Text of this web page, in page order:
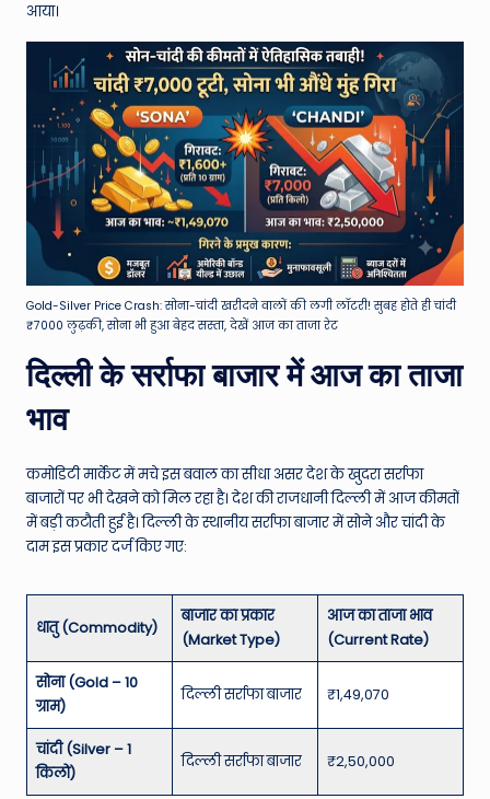
आया।
Gold-Silver Price Crash: सोना-चांदी खरीदने वालों की लगी लॉटरी! सुबह होते ही चांदी
₹7000 लुढ़की, सोना भी हुआ बेहद सस्ता, देखें आज का ताजा रेट
दिल्ली के सर्राफा बाजार में आज का ताजा
भाव
कमोडिटी मार्केट में मचे इस बवाल का सीधा असर देश के खुदरा सर्राफा
बाजारों पर भी देखने को मिल रहा है। देश की राजधानी दिल्ली में आज कीमतों
में बड़ी कटौती हुई है। दिल्ली के स्थानीय सर्राफा बाजार में सोने और चांदी के
दाम इस प्रकार दर्ज किए गए:
धातु (Commodity)
बाजार का प्रकार
(Market Type)
आज का ताजा भाव
(Current Rate)
सोना (Gold – 10
ग्राम)
दिल्ली सर्राफा बाजार ₹1,49,070
चांदी (Silver – 1
किलो)
दिल्ली सर्राफा बाजार ₹2,50,000